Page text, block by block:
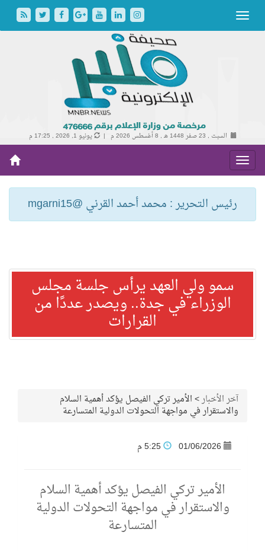
السبت , 23 صفر 1448 هـ , 8 أغسطس 2026 م | يونيو 1, 2026 , 17:25 م
رئيس التحرير : محمد أحمد القرني @mgarni15
سمو ولي العهد يرأس جلسة مجلس
الوزراء في جدة.. ويصدر عددًا من
القرارات
آخر الأخبار>الأمير تركي الفيصل يؤكد أهمية السلام
والاستقرار في مواجهة التحولات الدولية المتسارعة
01/06/2026
الأمير تركي الفيصل يؤكد أهمية السلام
والاستقرار في مواجهة التحولات الدولية
المتسارعة